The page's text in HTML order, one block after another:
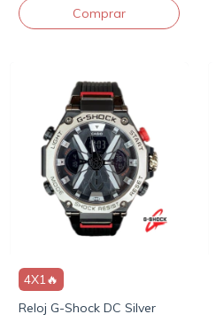
4X1🔥
Reloj G-Shock DC Silver